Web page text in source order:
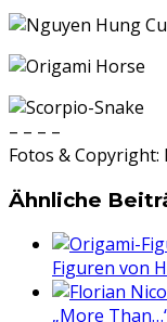
– – – –
Fotos &
Ähnliche
Figuren von
„More